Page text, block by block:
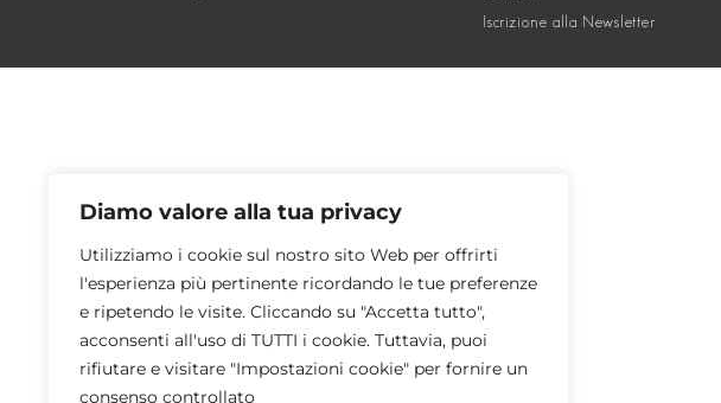
Diamo valore alla tua privacy
Utilizziamo i cookie sul nostro sito Web per offrirti
l'esperienza più pertinente ricordando le tue preferenze
e ripetendo le visite. Cliccando su "Accetta tutto",
acconsenti all'uso di TUTTI i cookie. Tuttavia, puoi
rifiutare e visitare "Impostazioni cookie" per fornire un
consenso controllato
Iscrizione alla Newsletter